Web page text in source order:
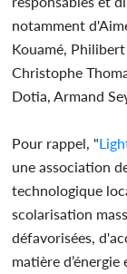
notamment
Kouamé,
Christophe
Dotia, Armand
Pour rappel, "
une association
technologique
scolarisation
défavorisées,
matière